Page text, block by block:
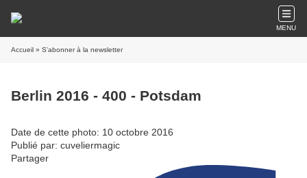
MENU
Accueil » S'abonner à la newsletter
Berlin 2016 - 400 - Potsdam
Date de cette photo: 10 octobre 2016
Publié par: cuveliermagic
Partager